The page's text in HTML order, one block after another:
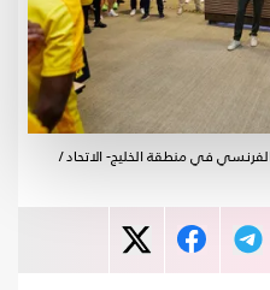
في منطقة الخليج- الاتحاد /